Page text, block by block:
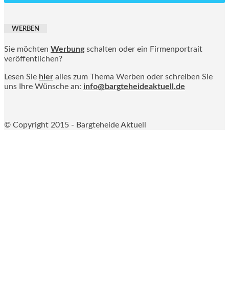
WERBEN
Sie möchten Werbung schalten oder ein Firmenportrait
veröffentlichen?
Lesen Sie hier alles zum Thema Werben oder schreiben Sie
uns Ihre Wünsche an: info@bargteheideaktuell.de
© Copyright 2015 - Bargteheide Aktuell